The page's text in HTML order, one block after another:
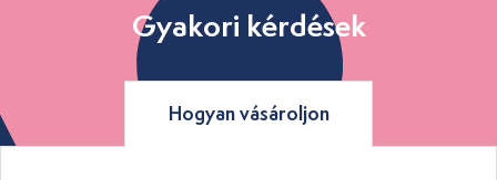
Gyakori kérdések
Hogyan vásároljon